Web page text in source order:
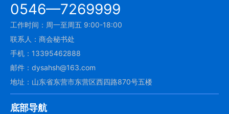
0546—7269999
工作时间：周一至周五 9:00-18:00
联系人：商会秘书处
手机：13395462888
邮件：dysahsh@163.com
地址：山东省东营市东营区西四路870号五楼
底部导航